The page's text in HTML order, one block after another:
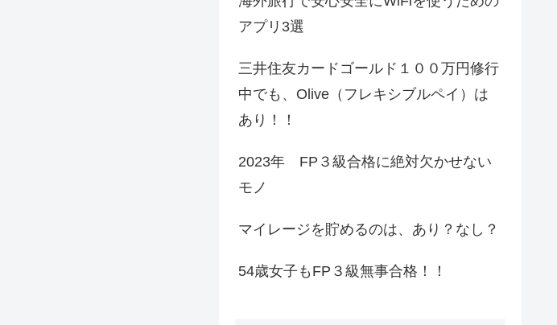
アプリ3選
三井住友カードゴールド１００万円修行
中でも、Olive（フレキシブルペイ）は
あり！！
2023年 FP３級合格に絶対欠かせない
モノ
マイレージを貯めるのは、あり？なし？
54歳女子もFP３級無事合格！！